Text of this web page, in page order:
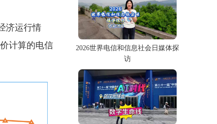
济运行情
计算的电信
2026世界电信和信息社会日媒体探
访